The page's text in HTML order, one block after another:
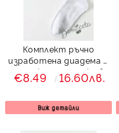
Комплект ръчно
изработена диадема и
чорапки с панделки в
бежово с бели точици
€8.49 16.60лв.
Виж детайли